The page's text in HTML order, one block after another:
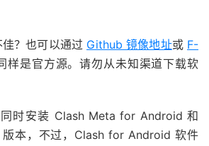
？也可以通过 Github 镜像地址或 F-
样是官方源。请勿从未知渠道下载软
时安装 Clash Meta for Android 和
本，不过，Clash for Android 软件